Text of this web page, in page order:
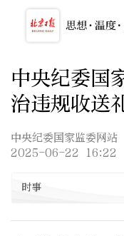
中央纪委国
治违规收送
中央纪委国家监委网站
2025-06-22 16:22
时事